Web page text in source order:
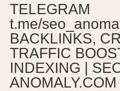
TELEGRAM
t.me/
BACKLINKS,
TRAFFIC
INDEXING |
ANOMALY.COM